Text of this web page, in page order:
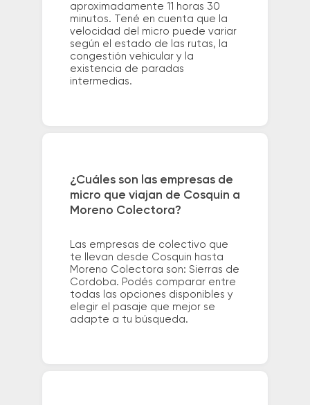
aproximadamente 11 horas 30
minutos. Tené en cuenta que la
velocidad del micro puede variar
según el estado de las rutas, la
congestión vehicular y la
existencia de paradas
intermedias.
¿Cuáles son las empresas de
micro que viajan de Cosquin a
Moreno Colectora?
Las empresas de colectivo que
te llevan desde Cosquin hasta
Moreno Colectora son: Sierras de
Cordoba. Podés comparar entre
todas las opciones disponibles y
elegir el pasaje que mejor se
adapte a tu búsqueda.